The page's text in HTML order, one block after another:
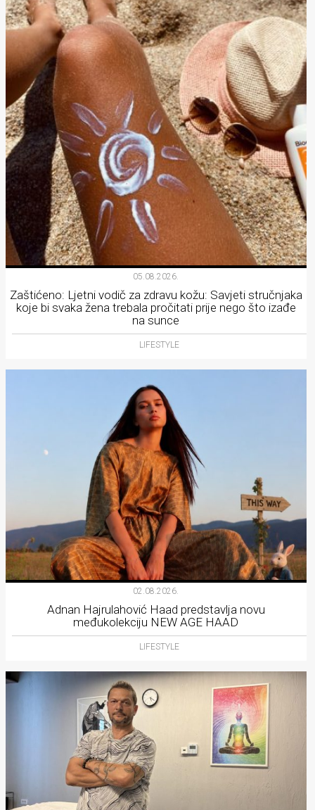
05.08.2026.
Zaštićeno: Ljetni vodič za zdravu kožu: Savjeti stručnjaka
koje bi svaka žena trebala pročitati prije nego što izađe
na sunce
LIFESTYLE
02.08.2026.
Adnan Hajrulahović Haad predstavlja novu
međukolekciju NEW AGE HAAD
LIFESTYLE